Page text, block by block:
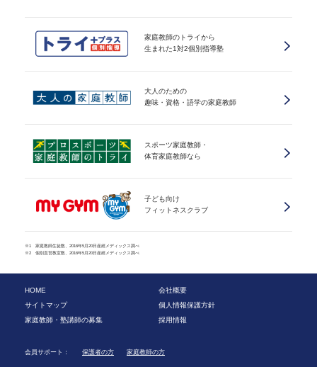
家庭教師のトライから
生まれた1対2個別指導塾
大人のための
趣味・資格・語学の家庭教師
スポーツ家庭教師・
体育家庭教師なら
子ども向け
フィットネスクラブ
※1 家庭教師生徒数、2016年5月20日産經メディックス調べ
※2 個別直営教室数、2016年5月20日産經メディックス調べ
HOME
会社概要
サイトマップ
個人情報保護方針
家庭教師・塾講師の募集
採用情報
会員サポート： 保護者の方 家庭教師の方